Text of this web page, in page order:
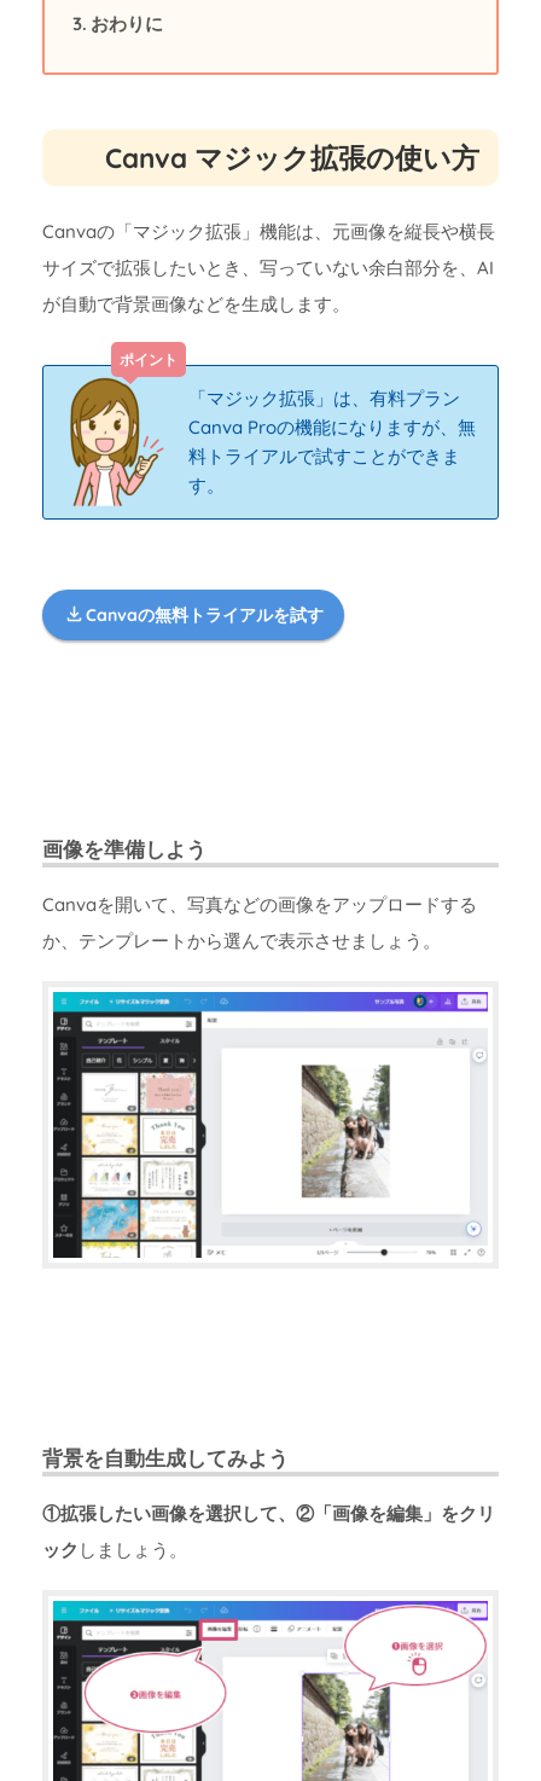
おわりに
Canva マジック拡張の使い方
Canvaの「マジック拡張」機能は、元画像を縦長や横長
サイズで拡張したいとき、写っていない余白部分を、AI
が自動で背景画像などを生成します。
「マジック拡張」は、有料プラン
Canva Proの機能になりますが、無
料トライアルで試すことができま
す。
Canvaの無料トライアルを試す
画像を準備しよう
Canvaを開いて、写真などの画像をアップロードする
か、テンプレートから選んで表示させましょう。
背景を自動生成してみよう
①拡張したい画像を選択して、②「画像を編集」をクリ
ック しましょう。